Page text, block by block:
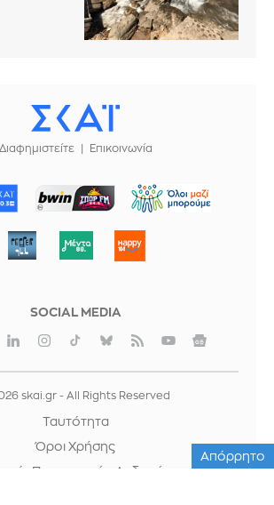
Διαφημιστείτε Επικοινωνία
ΜΠΟΡΟΥΜΕ
SOCIAL MEDIA
skai.gr - All Rights Reserved
Ταυτότητα
Όροι Χρήσης
Προσωπικών Δεδομένων
Απόρρητο